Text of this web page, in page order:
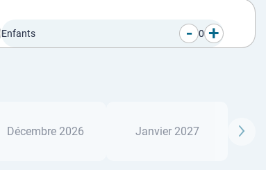
Enfants - 0 +
Décembre 2026 Janvier 2027